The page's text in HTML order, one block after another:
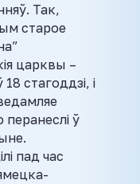
Так,
старое
царквы –
стагоддзі, і
ў
пад час